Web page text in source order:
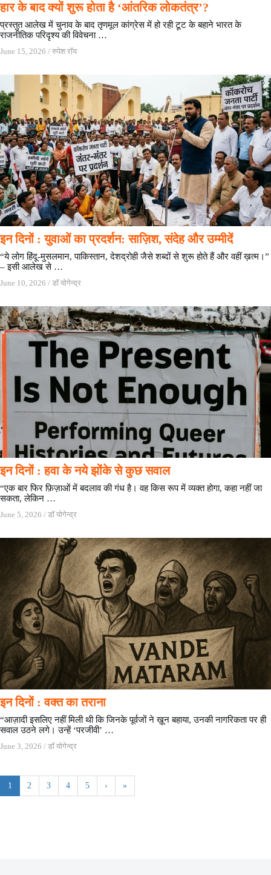
हार के बाद क्यों शुरू होता है ‘आंतरिक लोकतंत्र’?
प्रस्तुत आलेख में चुनाव के बाद तृणमूल कांग्रेस में हो रही टूट के बहाने भारत के
राजनीतिक परिदृश्य की विवेचना …
June 15, 2026 / रुपेश रॉय
इन दिनों : युवाओं का प्रदर्शन: साज़िश, संदेह और उम्मीदें
“ये लोग हिंदू-मुसलमान, पाकिस्तान, देशद्रोही जैसे शब्दों से शुरू होते हैं और वहीं ख़त्म।”
– इसी आलेख से …
June 10, 2026 / डॉ योगेन्द्र
इन दिनों : हवा के नये झोंके से कुछ सवाल
“एक बार फिर फ़िज़ाओं में बदलाव की गंध है। वह किस रूप में व्यक्त होगा, कहा नहीं जा
सकता, लेकिन …
June 5, 2026 / डॉ योगेन्द्र
इन दिनों : वक्त का तराना
“आज़ादी इसलिए नहीं मिली थी कि जिनके पूर्वजों ने ख़ून बहाया, उनकी नागरिकता पर ही
सवाल उठने लगे। उन्हें ‘परजीवी’ …
June 3, 2026 / डॉ योगेन्द्र
1 2 3 4 5 › »